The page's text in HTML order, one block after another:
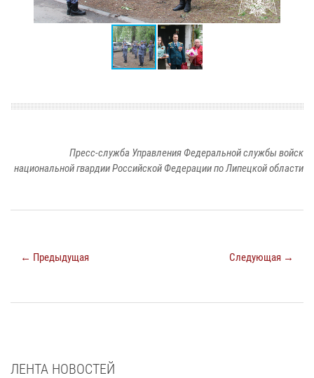
Пресс-служба Управления Федеральной службы войск
национальной гвардии Российской Федерации по Липецкой области
← Предыдущая Следующая →
ЛЕНТА НОВОСТЕЙ